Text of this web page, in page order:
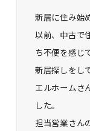
新居に住み始
以前、中古で
ち不便を感じ
新居探しをし
エルホームさ
した。
担当営業さん